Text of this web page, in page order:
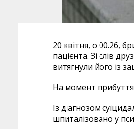
20 квітня, о 00.26,
пацієнта. Зі слів
витягнули його із
На момент прибуття
Із діагнозом
шпиталізовано у